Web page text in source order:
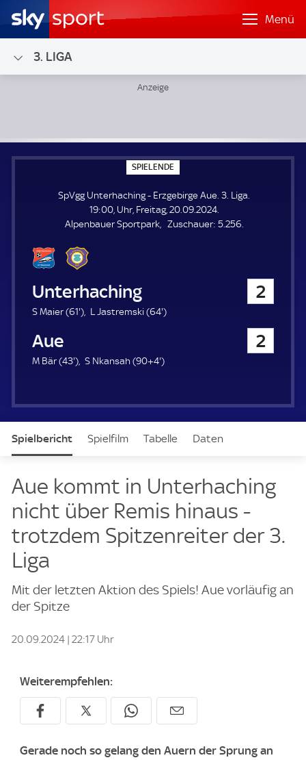
Menü
3. LIGA
SPIELENDE
P
E
L
E
N
SpVgg Unterhaching - Erzgebirge Aue. 3. Liga.
19:00, Uhr, Freitag, 20.09.2024.
Alpenbauer Sportpark
Zuschauer: Z
5.256.
SpVgg Unterhaching 2
S Maier (61'6
i
t
e
) L Jastremski (64'6
i
t
e
)
Erzgebirge Aue 2
M Bär (43'4
) S Nkansah (90+4'9
u
)
Spielbericht Spielfilm Tabelle Daten
Aue kommt in Unterhaching
nicht über Remis hinaus -
trotzdem Spitzenreiter der 3.
Liga
Mit der letzten Aktion des Spiels! Aue vorläufig an
der Spitze
20.09.2024 | 22:17 Uhr
Weiterempfehlen:
Gerade noch so gelang den Auern der Sprung an